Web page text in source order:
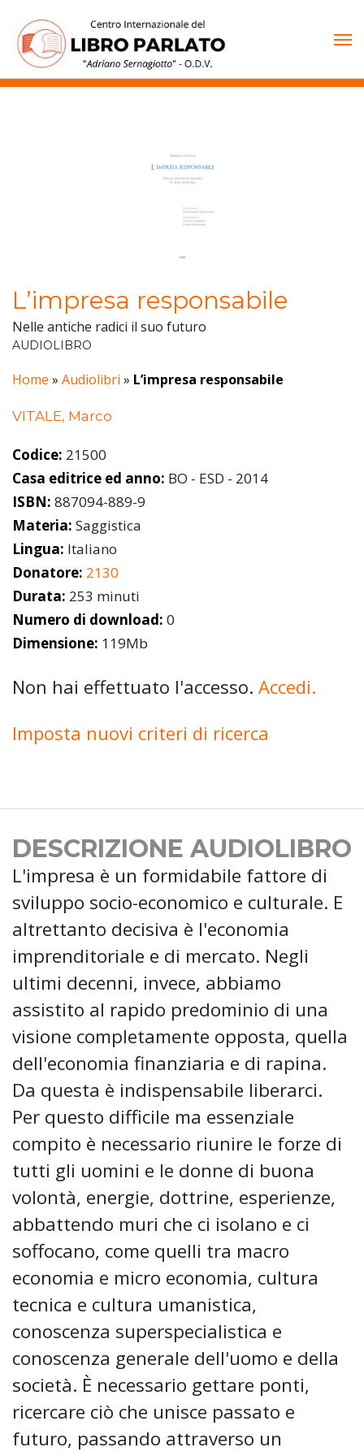
contenuto
L’impresa responsabile
Nelle antiche radici il suo futuro
AUDIOLIBRO
Home » Audiolibri » L’impresa responsabile
VITALE, Marco
Codice: 21500
Casa editrice ed anno: BO - ESD - 2014
ISBN: 887094-889-9
Materia: Saggistica
Lingua: Italiano
Donatore: 2130
Durata: 253 minuti
Numero di download: 0
Dimensione: 119Mb
Non hai effettuato l'accesso. Accedi.
Imposta nuovi criteri di ricerca
DESCRIZIONE AUDIOLIBRO
L'impresa è un formidabile fattore di
sviluppo socio-economico e culturale. E
altrettanto decisiva è l'economia
imprenditoriale e di mercato. Negli
ultimi decenni, invece, abbiamo
assistito al rapido predominio di una
visione completamente opposta, quella
dell'economia finanziaria e di rapina.
Da questa è indispensabile liberarci.
Per questo difficile ma essenziale
compito è necessario riunire le forze di
tutti gli uomini e le donne di buona
volontà, energie, dottrine, esperienze,
abbattendo muri che ci isolano e ci
soffocano, come quelli tra macro
economia e micro economia, cultura
tecnica e cultura umanistica,
conoscenza superspecialistica e
conoscenza generale dell'uomo e della
società. È necessario gettare ponti,
ricercare ciò che unisce passato e
futuro, passando attraverso un